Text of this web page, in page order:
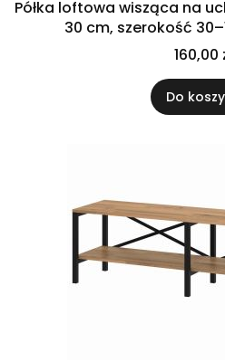
Półka loftowa wisząca na
30 cm, szerokość
160,00
Do